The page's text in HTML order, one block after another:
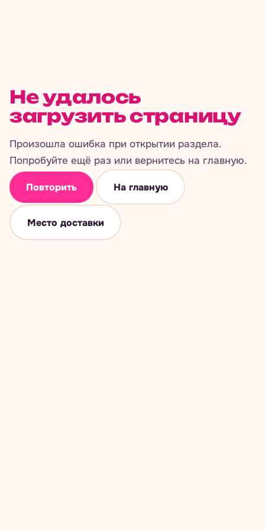
Не удалось
загрузить страницу
Произошла ошибка при открытии раздела.
Попробуйте ещё раз или вернитесь на главную.
Повторить На главную
Место доставки